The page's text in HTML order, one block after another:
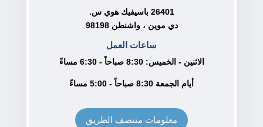
26401 باسيفيك هوي س.
دي موين ، واشنطن 98198
ساعات العمل
الاثنين - الخميس: 8:30 صباحاً - 6:30 مساءً
أيام الجمعة 8:30 صباحاً - 5:00 مساءً
معلومات منتصف الطريق